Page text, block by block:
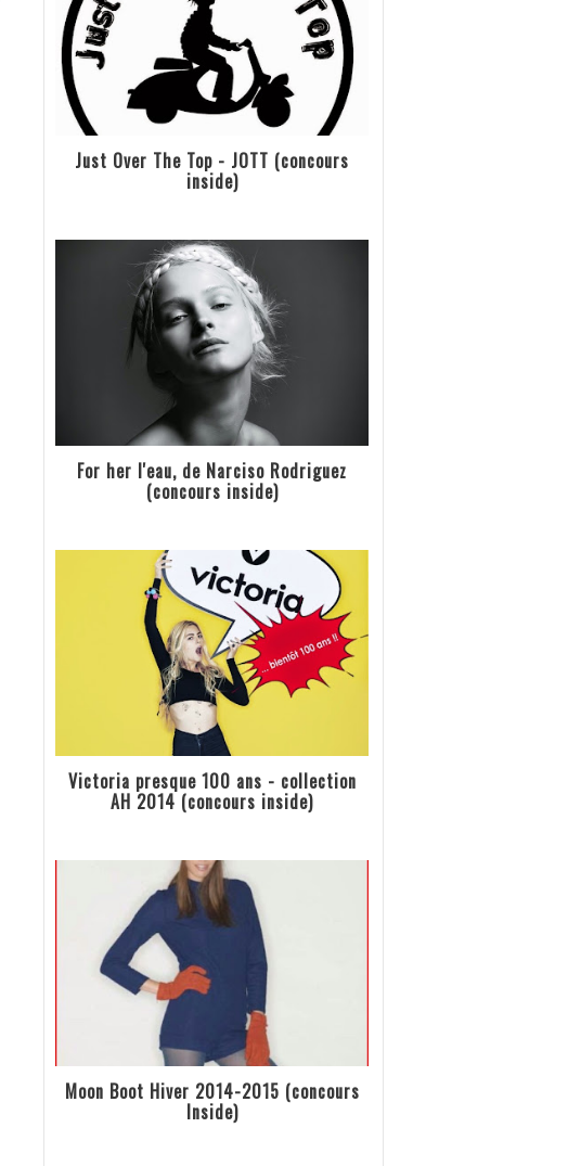
Just Over The Top - JOTT (concours
inside)
For her l'eau, de Narciso Rodriguez
(concours inside)
Victoria presque 100 ans - collection
AH 2014 (concours inside)
Moon Boot Hiver 2014-2015 (concours
Inside)